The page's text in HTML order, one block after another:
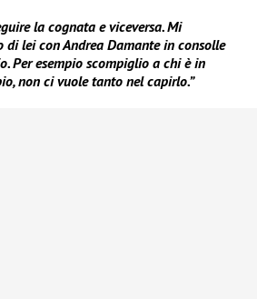
la cognata e viceversa. Mi
di lei con Andrea Damante in consolle
Per esempio scompiglio a chi è in
non ci vuole tanto nel capirlo.”